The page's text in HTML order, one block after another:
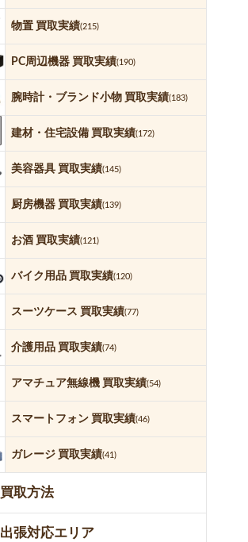
物置 買取実績(215)
PC周辺機器 買取実績(190)
腕時計・ブランド小物 買取実績(183)
建材・住宅設備 買取実績(172)
美容器具 買取実績(145)
厨房機器 買取実績(139)
お酒 買取実績(121)
バイク用品 買取実績(120)
スーツケース 買取実績(77)
介護用品 買取実績(74)
アマチュア無線機 買取実績(54)
スマートフォン 買取実績(46)
ガレージ 買取実績(41)
買取方法
出張対応エリア